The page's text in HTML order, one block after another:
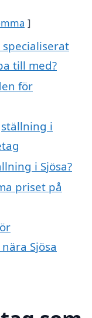
till med?
för
i
i Sjösa?
priset på
Sjösa